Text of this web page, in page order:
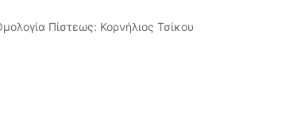
Πίστεως: Κορνήλιος Τσίκου